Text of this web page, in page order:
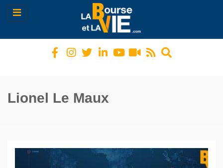
Toggle
navigation
Lionel Le Maux